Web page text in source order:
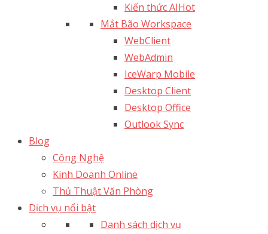
Kiến thức AIHot
Mắt Bão Workspace
WebClient
WebAdmin
IceWarp Mobile
Desktop Client
Desktop Office
Outlook Sync
Blog
Công Nghệ
Kinh Doanh Online
Thủ Thuật Văn Phòng
Dịch vụ nổi bật
Danh sách dịch vụ